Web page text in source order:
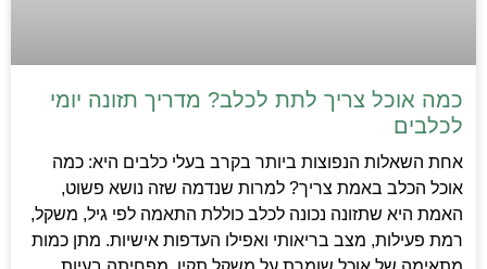
כמה אוכל צריך לתת לכלב? מדריך תזונה יומי
לכלבים
אחת השאלות הנפוצות ביותר בקרב בעלי כלבים היא: כמה
אוכל הכלב באמת צריך? למרות שנדמה שזה נושא פשוט,
האמת היא שתזונה נכונה לכלב כוללת התאמה לפי גיל, משקל,
רמת פעילות, מצב בריאותי ואפילו העדפות אישיות. מתן כמות